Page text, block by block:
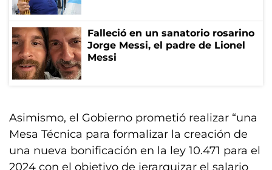
Falleció en un sanatorio rosarino
Jorge Messi, el padre de Lionel
Messi
Asimismo, el Gobierno prometió realizar “una
Mesa Técnica para formalizar la creación de
una nueva bonificación en la ley 10.471 para el
2024 con el objetivo de jerarquizar el salario